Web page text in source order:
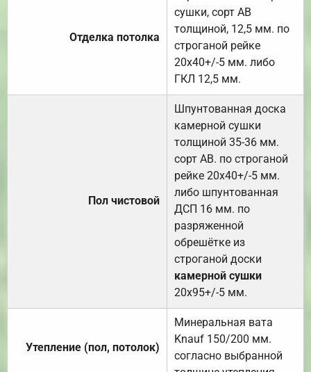
Отделка потолка
сушки, сорт АВ
толщиной, 12,5 мм. по
строганой рейке
20х40+/-5 мм. либо
ГКЛ 12,5 мм.
Пол чистовой
Шпунтованная доска
камерной сушки
толщиной 35-36 мм.
сорт АВ. по строганой
рейке 20х40+/-5 мм.
либо шпунтованная
ДСП 16 мм. по
разряженной
обрешётке из
строганой доски
камерной сушки
20х95+/-5 мм.
Утепление (пол, потолок)
Минеральная вата
Knauf 150/200 мм.
согласно выбранной